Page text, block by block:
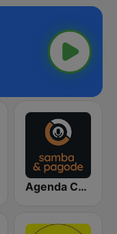
Agenda Cultural Samba-pagode